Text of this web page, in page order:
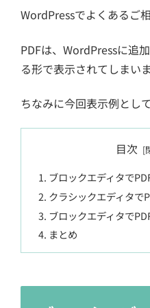
WordPressでよくあるご
PDFは、WordPressに追
る形で表示されてしまい
ちなみに今回表示例とし
目次
ブロックエディタで
クラシックエディタで
ブロックエディタで
まとめ